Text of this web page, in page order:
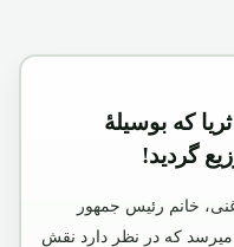
که بوسیلۀ
گردید!
غنی، خانم رئیس جمهور
میرسد که در نظر دارد نقش